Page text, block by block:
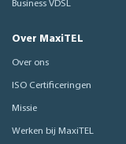
Business VDSL
Over MaxiTEL
Over ons
ISO Certificeringen
Missie
Werken bij MaxiTEL